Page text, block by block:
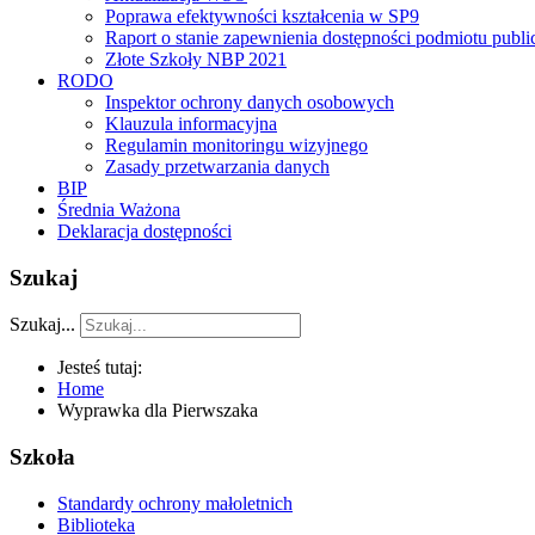
Poprawa efektywności kształcenia w SP9
Raport o stanie zapewnienia dostępności podmiotu
Złote Szkoły NBP 2021
RODO
Inspektor ochrony danych osobowych
Klauzula informacyjna
Regulamin monitoringu wizyjnego
Zasady przetwarzania danych
BIP
Średnia Ważona
Deklaracja dostępności
Szukaj
Szukaj...
Jesteś tutaj:
Home
Wyprawka dla Pierwszaka
Szkoła
Standardy ochrony małoletnich
Biblioteka